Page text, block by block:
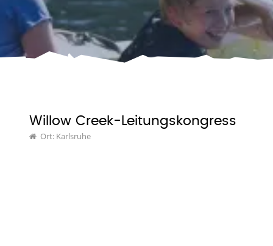
Willow Creek-Leitungskongress
Ort: Karlsruhe